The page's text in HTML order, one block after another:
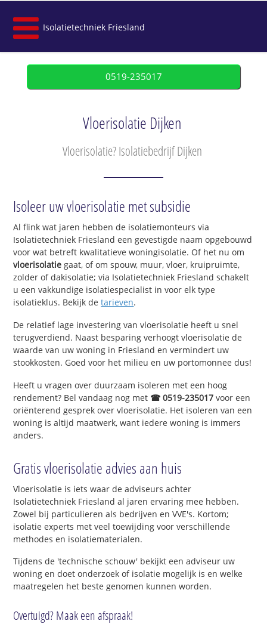
Isolatietechniek Friesland
0519-235017
Vloerisolatie Dijken
Vloerisolatie? Isolatiebedrijf Dijken
Isoleer uw vloerisolatie met subsidie
Al flink wat jaren hebben de isolatiemonteurs via
Isolatietechniek Friesland een gevestigde naam opgebouwd
voor wat betreft kwalitatieve woningisolatie. Of het nu om
vloerisolatie gaat, of om spouw, muur, vloer, kruipruimte,
zolder of dakisolatie; via Isolatietechniek Friesland schakelt
u een vakkundige isolatiespecialist in voor elk type
isolatieklus. Bekijk detarieven.
De relatief lage investering van vloerisolatie heeft u snel
terugverdiend. Naast besparing verhoogt vloerisolatie de
waarde van uw woning in Friesland en vermindert uw
stookkosten. Goed voor het milieu en uw portomonnee dus!
Heeft u vragen over duurzaam isoleren met een hoog
rendement? Bel vandaag nog met ☎ 0519-235017 voor een
oriënterend gesprek over vloerisolatie. Het isoleren van een
woning is altijd maatwerk, want iedere woning is immers
anders.
Gratis vloerisolatie advies aan huis
Vloerisolatie is iets waar de adviseurs achter
Isolatietechniek Friesland al jaren ervaring mee hebben.
Zowel bij particulieren als bedrijven en VVE's. Kortom;
isolatie experts met veel toewijding voor verschillende
methodes en isolatiematerialen.
Tijdens de 'technische schouw' bekijkt een adviseur uw
woning en doet onderzoek of isolatie mogelijk is en welke
maatregelen het beste genomen kunnen worden.
Overtuigd? Maak een afspraak!